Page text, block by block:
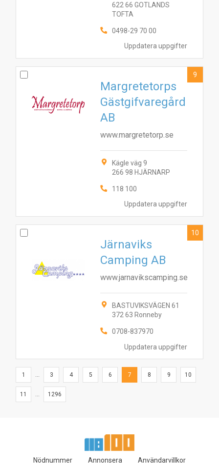
Uppdatera uppgifter
622 66 GOTLANDS
TOFTA
0498-29 70 00
Uppdatera uppgifter
Margretetorps
Gästgifvaregård
AB
www.margretetorp.se
Kägle väg 9
266 98 HJÄRNARP
118 100
9
Uppdatera uppgifter
Järnaviks
Camping AB
www.jarnavikscamping.se
BASTUVIKSVÄGEN 61
372 63 Ronneby
0708-837970
10
1 ... 3 4 5 6 7 8 9 10
11 ... 1296
Nödnummer Annonsera Användarvillkor